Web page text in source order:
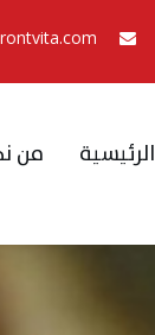
الرئيسية من